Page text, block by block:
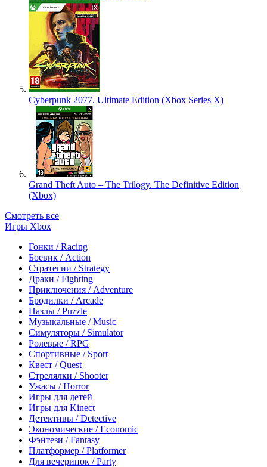
Cyberpunk 2077. Ultimate Edition (Xbox Series X)
Grand Theft Auto – The Trilogy. The Definitive Edition
(Xbox)
Смотреть все
Игры Xbox
Гонки / Racing
Боевик / Action
Стратегии / Strategy
Драки / Fighting
Приключения / Adventure
Бродилки / Arcade
Пазлы / Puzzle
Музыкальные / Music
Симуляторы / Simulator
Ролевые / RPG
Спортивные / Sport
Квест / Quest
Стрелялки / Shooter
Ужасы / Horror
Игры для детей
Игры для Kinect
Детективы / Detective
Экономические / Economic
Фэнтези / Fantasy
Платформер / Platformer
Для вечеринок / Party